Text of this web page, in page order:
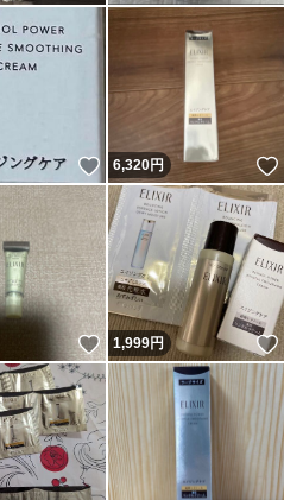
いいね！
6,320円
いいね！
1,999円